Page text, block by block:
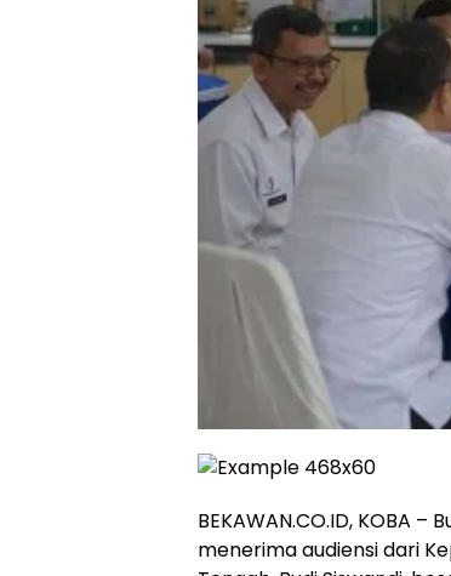
‎BEKAWAN.CO.ID, KOBA
menerima audiensi dari